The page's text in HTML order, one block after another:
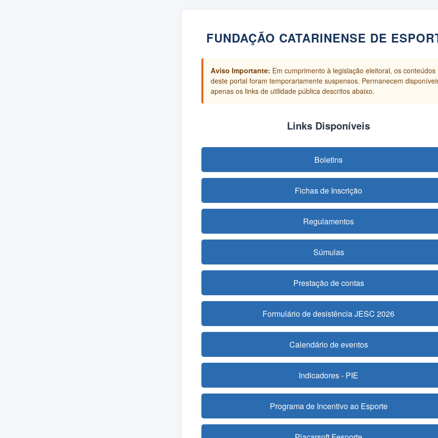
FUNDAÇÃO CATARINENSE DE
Aviso Importante: Em cumprimento à legislação eleitoral, os conteúdos
deste portal foram temporariamente suspensos. Permanecem
apenas os links de utilidade pública descritos abaixo.
Links Disponíveis
Boletins
Fichas de Inscrição
Regulamentos
Súmulas
Prestação de contas
Formulário de desistência JESC 2026
Calendário de eventos
Indicadores - PIE
Programa de Incentivo ao Esporte